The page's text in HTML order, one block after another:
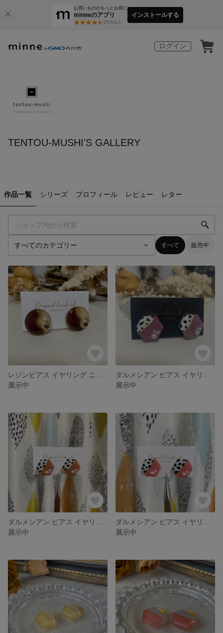
お買いものがもっとお得に
minneのアプリ
3万件以上
インストールする
ログイン
TENTOU-MUSHI'S GALLERY
作品一覧 シリーズ プロフィール レビュー レター
すべて 販売中
展示中
展示中
展示中
展示中